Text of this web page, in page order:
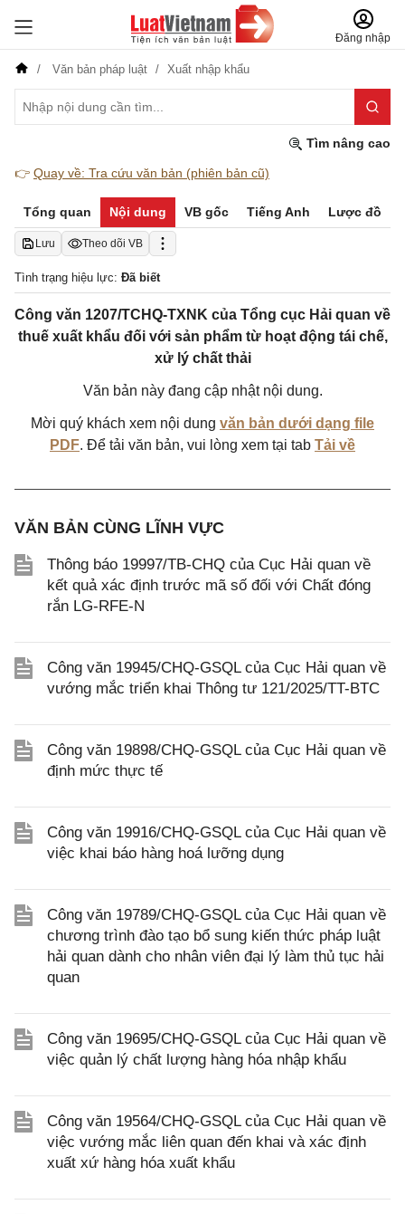
Đăng nhập
Văn bản pháp luật Xuất nhập khẩu
Tìm nâng cao
👉 Quay về: Tra cứu văn bản (phiên bản cũ)
Tổng quan Nội dung VB gốc Tiếng Anh Lược đồ
Lưu Theo dõi VB
Tình trạng hiệu lực: Đã biết
Công văn 1207/TCHQ-TXNK của Tổng cục Hải quan về
thuế xuất khẩu đối với sản phẩm từ hoạt động tái chế,
xử lý chất thải
Văn bản này đang cập nhật nội dung.
Mời quý khách xem nội dung văn bản dưới dạng file
PDF. Để tải văn bản, vui lòng xem tại tab Tải về
VĂN BẢN CÙNG LĨNH VỰC
Thông báo 19997/TB-CHQ của Cục Hải quan về
kết quả xác định trước mã số đối với Chất đóng
rắn LG-RFE-N
Công văn 19945/CHQ-GSQL của Cục Hải quan về
vướng mắc triển khai Thông tư 121/2025/TT-BTC
Công văn 19898/CHQ-GSQL của Cục Hải quan về
định mức thực tế
Công văn 19916/CHQ-GSQL của Cục Hải quan về
việc khai báo hàng hoá lưỡng dụng
Công văn 19789/CHQ-GSQL của Cục Hải quan về
chương trình đào tạo bổ sung kiến thức pháp luật
hải quan dành cho nhân viên đại lý làm thủ tục hải
quan
Công văn 19695/CHQ-GSQL của Cục Hải quan về
việc quản lý chất lượng hàng hóa nhập khẩu
Công văn 19564/CHQ-GSQL của Cục Hải quan về
việc vướng mắc liên quan đến khai và xác định
xuất xứ hàng hóa xuất khẩu